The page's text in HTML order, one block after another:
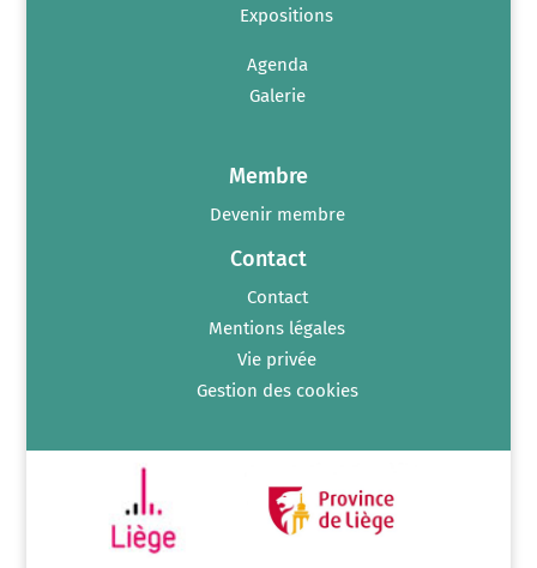
Expositions
Agenda
Galerie
Membre
Devenir membre
Contact
Contact
Mentions légales
Vie privée
Gestion des cookies